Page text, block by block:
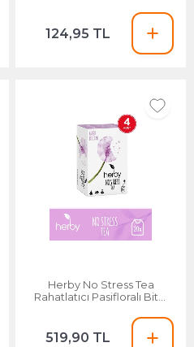
124,95 TL
Herby No Stress Tea
Rahatlatıcı Pasifloralı Bitki
519,90 TL